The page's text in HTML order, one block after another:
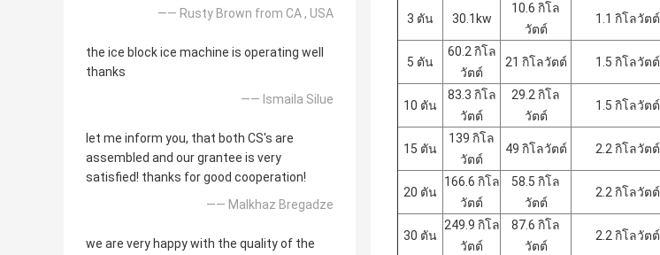
—— Rusty Brown from CA , USA
the ice block ice machine is operating well
thanks
—— Ismaila Silue
let me inform you, that both CS's are
assembled and our grantee is very
satisfied! thanks for good cooperation!
—— Malkhaz Bregadze
we are very happy with the quality of the
3 ตัน 30.1kw
10.6 กิโล
วัตต์
1.1 กิโลวัตต์
5 ตัน
60.2 กิโล
วัตต์
21 กิโลวัตต์ 1.5 กิโลวัตต์
10 ตัน
83.3 กิโล
วัตต์
29.2 กิโล
วัตต์
1.5 กิโลวัตต์
15 ตัน
139 กิโล
วัตต์
49 กิโลวัตต์ 2.2 กิโลวัตต์
20 ตัน
166.6 กิโล
วัตต์
58.5 กิโล
วัตต์
2.2 กิโลวัตต์
30 ตัน
249.9 กิโล
วัตต์
87.6 กิโล
วัตต์
2.2 กิโลวัตต์